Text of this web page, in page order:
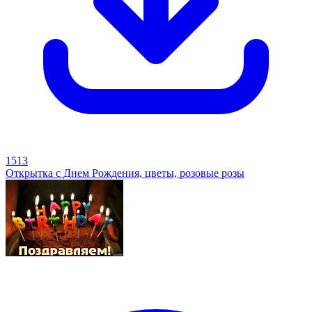
1513
Открытка с Днем Рождения, цветы, розовые розы